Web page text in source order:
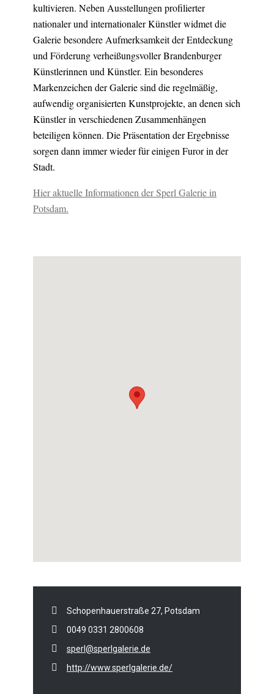
kultivieren. Neben Ausstellungen profilierter
nationaler und internationaler Künstler widmet die
Galerie besondere Aufmerksamkeit der Entdeckung
und Förderung verheißungsvoller Brandenburger
Künstlerinnen und Künstler. Ein besonderes
Markenzeichen der Galerie sind die regelmäßig,
aufwendig organisierten Kunstprojekte, an denen sich
Künstler in verschiedenen Zusammenhängen
beteiligen können. Die Präsentation der Ergebnisse
sorgen dann immer wieder für einigen Furor in der
Stadt.
Hier aktuelle Informationen der Sperl Galerie in
Potsdam.
Schopenhauerstraße 27, Potsdam
0049 0331 2800608
sperl@sperlgalerie.de
http://www.sperlgalerie.de/